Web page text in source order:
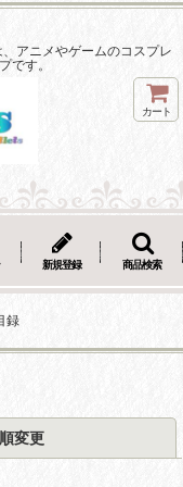
アニメやゲームのコスプレ
です。
カート
新規登録 商品検索
録
変更